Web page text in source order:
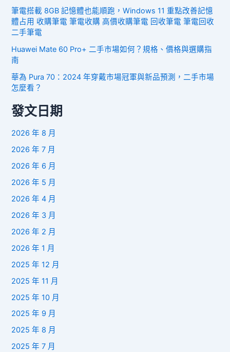
筆電搭載 8GB 記憶體也能順跑，Windows 11 重點改善記憶
體占用 收購筆電 筆電收購 高價收購筆電 回收筆電 筆電回收
二手筆電
Huawei Mate 60 Pro+ 二手市場如何？規格、價格與選購指
南
華為 Pura 70：2024 年穿戴市場冠軍與新品預測，二手市場
怎麼看？
發文日期
2026 年 8 月
2026 年 7 月
2026 年 6 月
2026 年 5 月
2026 年 4 月
2026 年 3 月
2026 年 2 月
2026 年 1 月
2025 年 12 月
2025 年 11 月
2025 年 10 月
2025 年 9 月
2025 年 8 月
2025 年 7 月